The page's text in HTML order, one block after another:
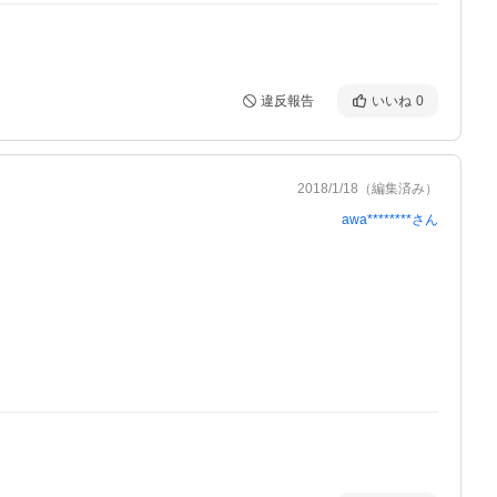
違反報告 いいね 0
2018/1/18 （編集済み）
awa********さん